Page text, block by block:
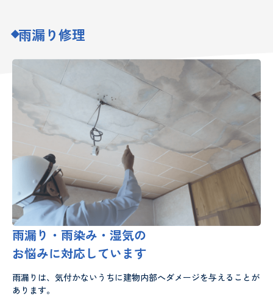
雨漏り修理
雨漏り・雨染み・湿気の
お悩みに対応しています
雨漏りは、気付かないうちに建物内部へダメージを与えることが
あります。